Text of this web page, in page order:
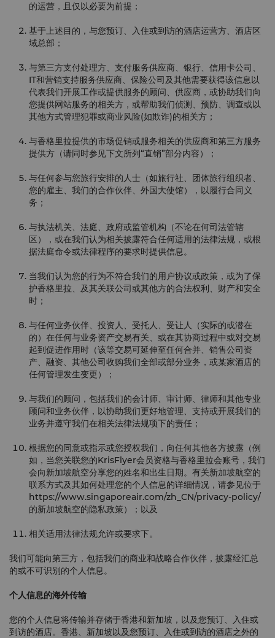
的运营，且仅以必要为前提；
基于上述目的，与您预订、入住或到访的酒店运营方、酒店区
域总部；
与第三方支付处理方、支付服务供应商、银行、信用卡公司、
IT和营销支持服务供应商、保险公司及其他需要获得该信息以
代表我们开展工作或提供服务的顾问、供应商，或协助我们向
您提供网站服务的相关方，或帮助我们侦测、预防、调查或以
其他方式管理犯罪或商业风险(如欺诈)的相关方；
与香格里拉提供的市场促销或服务相关的供应商和第三方服务
提供方（请同时参见下文所列“直销”部分内容）；
与任何参与您旅行安排的人士（如旅行社、团体旅行组织者、
您的雇主、我们的合作伙伴、外国大使馆），以履行合同义
务；
与执法机关、法庭、政府或监管机构（不论在何司法管辖
区），或在我们认为相关披露符合任何适用的法律法规，或根
据法庭命令或法律程序的要求时提供信息。
当我们认为您的行为不符合我们的用户协议或政策，或为了保
护香格里拉、及其关联公司或其他方的合法权利、财产和安全
时；
与任何业务伙伴、投资人、受托人、受让人（实际的或潜在
的）在任何与业务资产交易有关、或在其协商过程中或对交易
起到促进作用时（该等交易可延伸至任何合并、销售公司资
产、融资、其他公司收购我们全部或部分业务，或某家酒店的
任何管理发生变更）；
与我们的顾问，包括我们的会计师、审计师、律师和其他专业
顾问和业务伙伴，以协助我们更好地管理、支持或开展我们的
业务并遵守我们在相关法律法规项下的责任；
根据您的同意或指示或您授权我们，向任何其他各方披露（例
如，当您关联您的KrisFlyer会员资格与香格里拉会账号，我们
会向新加坡航空分享您的姓名和出生日期。有关新加坡航空的
联系方式及其如何处理您的个人信息的详细情况，请参见位于
https://www.singaporeair.com/zh_CN/privacy-policy/
的新加坡航空的隐私政策）；以及
相关适用法律法规允许或要求下。
我们可能向第三方，包括我们的商业和战略合作伙伴，披露经汇总
的或不可识别的个人信息。
个人信息的海外传输
您的个人信息将传输并存储于香港和新加坡，以及您预订、入住或
到访的酒店。香港、新加坡以及您预订、入住或到访的酒店之外的